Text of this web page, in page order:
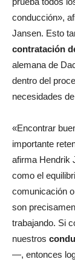
conducción»,
Jansen. Esto
contratación
alemana de
dentro del
necesidades
«Encontrar
importante
afirma Hendrik
como el
comunicación
son
trabajando. Si
nuestros
—, entonces